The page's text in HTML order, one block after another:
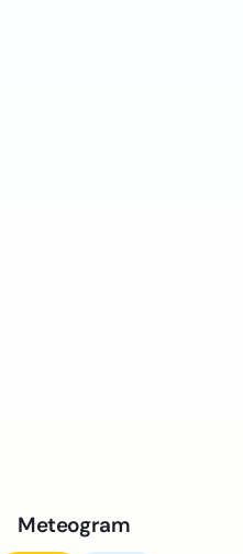
Meteogram